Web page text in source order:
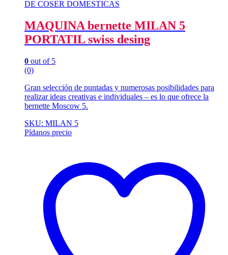
DE COSER DOMESTICAS
MAQUINA bernette MILAN 5
PORTATIL swiss desing
0 out of 5
(0)
Gran selección de puntadas y numerosas posibilidades para
realizar ideas creativas e individuales – es lo que ofrece la
bernette Moscow 5.
SKU: MILAN 5
Pídanos precio